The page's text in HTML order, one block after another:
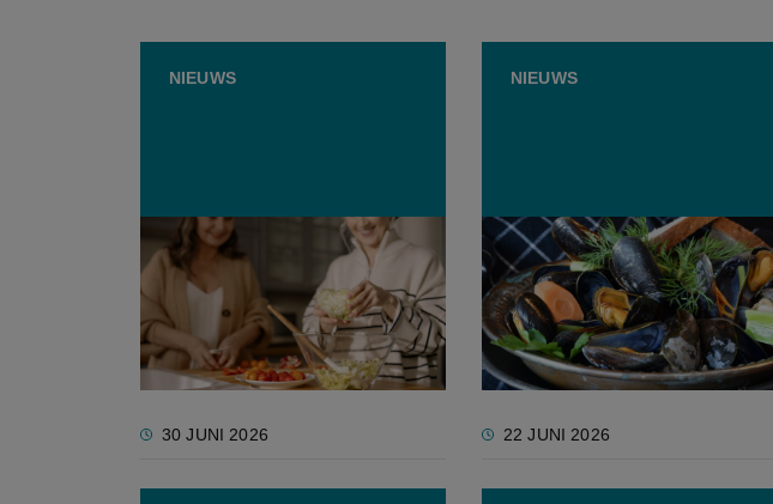
NIEUWS
Jongeren gooien fors vaker
eten weg dan 55-plussers
30 JUNI 2026
NIEUWS
Jongvolwassenen eten graag
mosselen, maar vooral
ouderen maken ze klaar
22 JUNI 2026